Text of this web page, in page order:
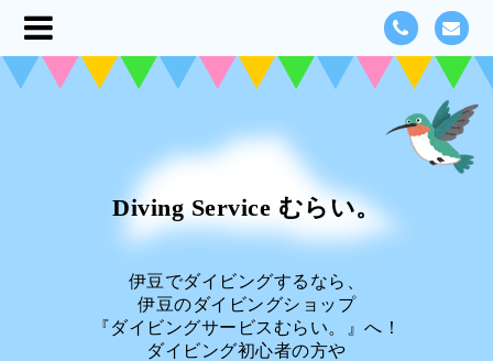
Diving Service むらい。
伊豆でダイビングするなら、
伊豆のダイビングショップ
『ダイビングサービスむらい。』へ！
ダイビング初心者の方や